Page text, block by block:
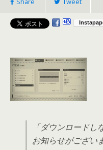
「ダウンロード
お知らせがござい